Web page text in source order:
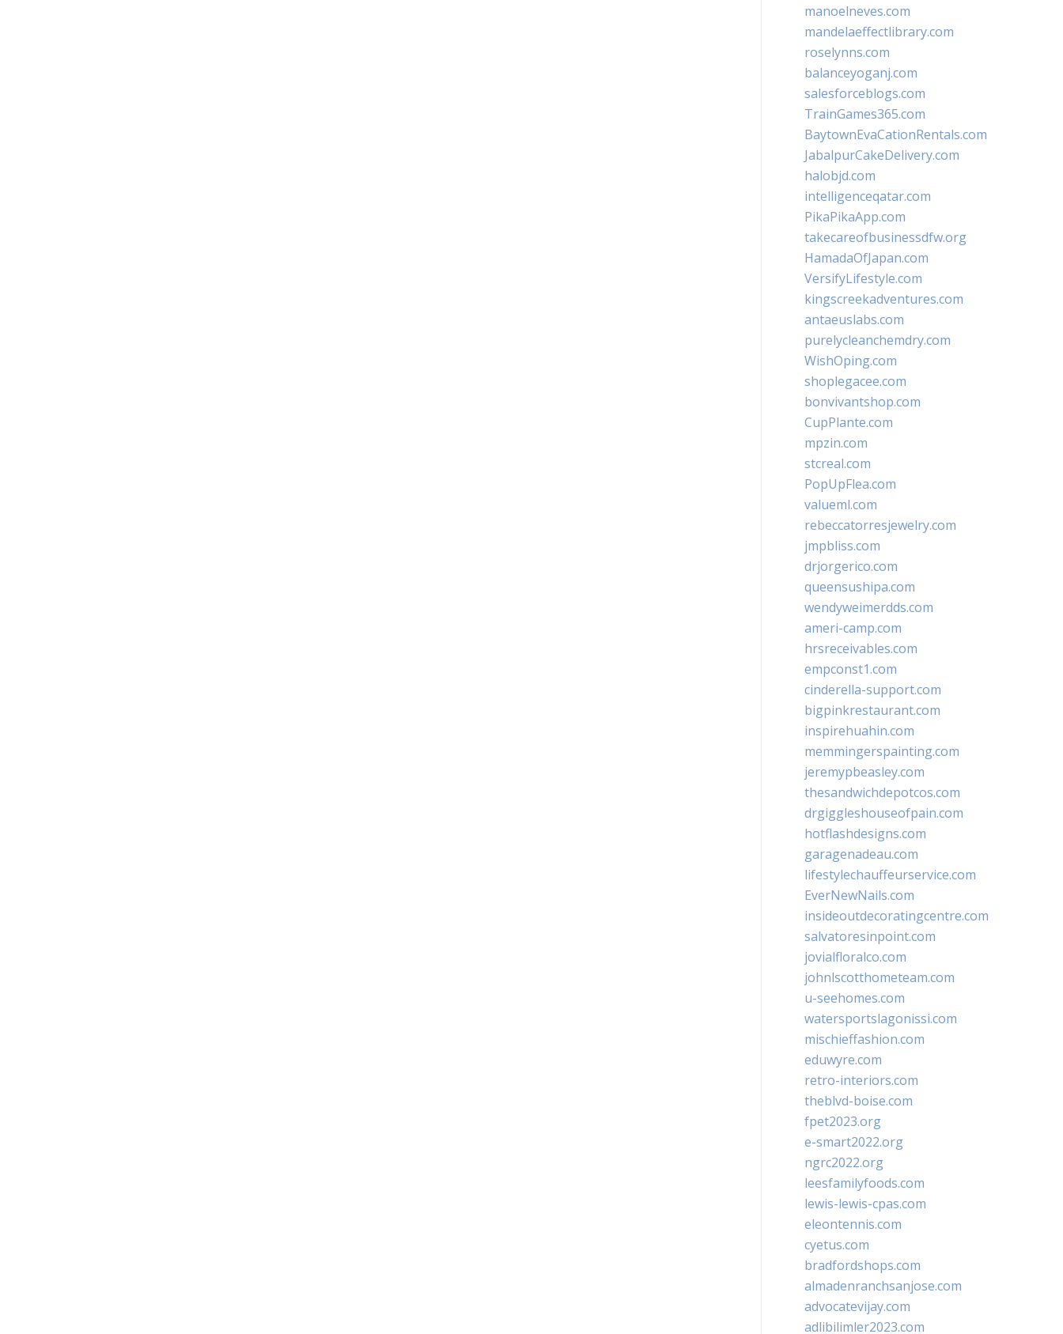
manoelneves.com
mandelaeffectlibrary.com
roselynns.com
balanceyoganj.com
salesforceblogs.com
TrainGames365.com
BaytownEvaCationRentals.com
JabalpurCakeDelivery.com
halobjd.com
intelligenceqatar.com
PikaPikaApp.com
takecareofbusinessdfw.org
HamadaOfJapan.com
VersifyLifestyle.com
kingscreekadventures.com
antaeuslabs.com
purelycleanchemdry.com
WishOping.com
shoplegacee.com
bonvivantshop.com
CupPlante.com
mpzin.com
stcreal.com
PopUpFlea.com
valueml.com
rebeccatorresjewelry.com
jmpbliss.com
drjorgerico.com
queensushipa.com
wendyweimerdds.com
ameri-camp.com
hrsreceivables.com
empconst1.com
cinderella-support.com
bigpinkrestaurant.com
inspirehuahin.com
memmingerspainting.com
jeremypbeasley.com
thesandwichdepotcos.com
drgiggleshouseofpain.com
hotflashdesigns.com
garagenadeau.com
lifestylechauffeurservice.com
EverNewNails.com
insideoutdecoratingcentre.com
salvatoresinpoint.com
jovialfloralco.com
johnlscotthometeam.com
u-seehomes.com
watersportslagonissi.com
mischieffashion.com
eduwyre.com
retro-interiors.com
theblvd-boise.com
fpet2023.org
e-smart2022.org
ngrc2022.org
leesfamilyfoods.com
lewis-lewis-cpas.com
eleontennis.com
cyetus.com
bradfordshops.com
almadenranchsanjose.com
advocatevijay.com
adlibilimler2023.com